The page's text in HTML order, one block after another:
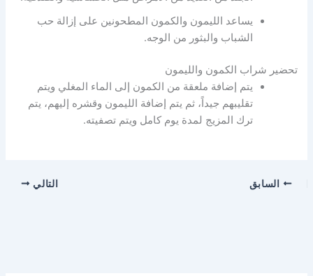
يساعد الليمون والكمون المطحونين على إزالة حب
الشباب والبثور من الوجه.
تحضير شراب الكمون والليمون
يتم إضافة ملعقة من الكمون إلى الماء المغلي ويتم
تقليبهم جيداً، ثم يتم إضافة الليمون وقشره إليهم، يتم
ترك المزيج لمدة يوم كامل ويتم تصفيته.
السابق التالي